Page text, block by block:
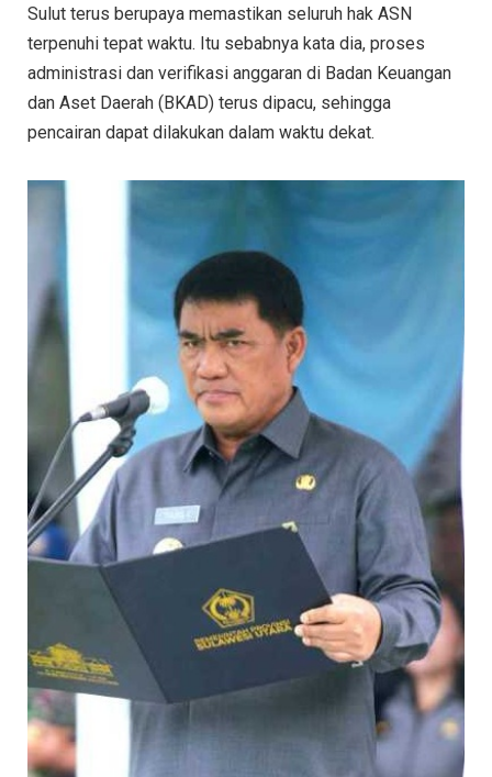
Sulut terus berupaya memastikan seluruh hak ASN
terpenuhi tepat waktu. Itu sebabnya kata dia, proses
administrasi dan verifikasi anggaran di Badan Keuangan
dan Aset Daerah (BKAD) terus dipacu, sehingga
pencairan dapat dilakukan dalam waktu dekat.